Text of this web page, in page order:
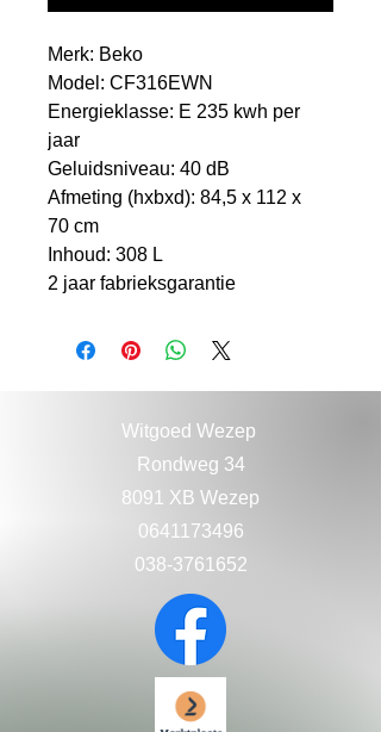
Merk: Beko
Model: CF316EWN
Energieklasse: E 235 kwh per
jaar
Geluidsniveau: 40 dB
Afmeting (hxbxd): 84,5 x 112 x
70 cm
Inhoud: 308 L
2 jaar fabrieksgarantie
Witgoed Wezep
Rondweg 34
8091 XB Wezep
0641173496
038-3761652